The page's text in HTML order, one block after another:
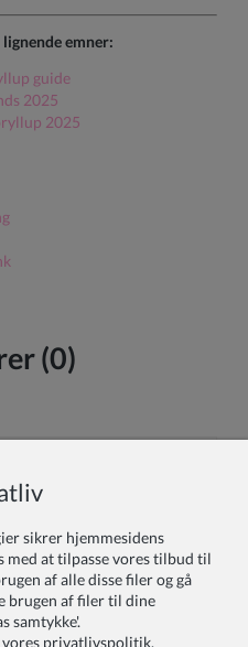
emner:
guide
2025
2025
(0)
sikrer hjemmesidens
at tilpasse vores tilbud til
af alle disse filer og gå
brugen af filer til dine
samtykke'.
vores privatlivspolitik.